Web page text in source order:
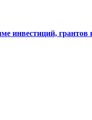
инвестиций, грантов